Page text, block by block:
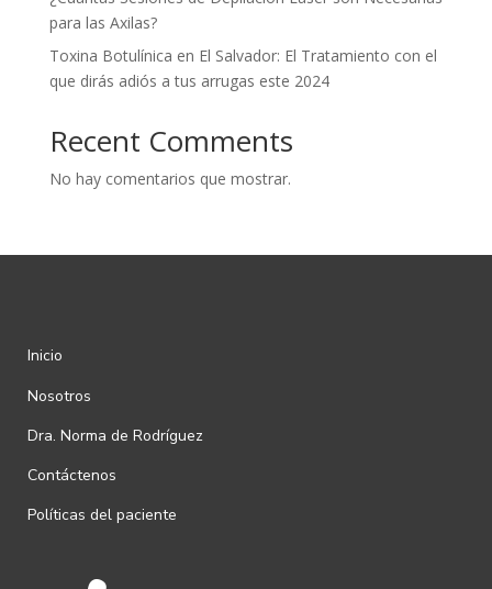
para las Axilas?
Toxina Botulínica en El Salvador: El Tratamiento con el
que dirás adiós a tus arrugas este 2024
Recent Comments
No hay comentarios que mostrar.
Inicio
Nosotros
Dra. Norma de Rodríguez
Contáctenos
Políticas del paciente